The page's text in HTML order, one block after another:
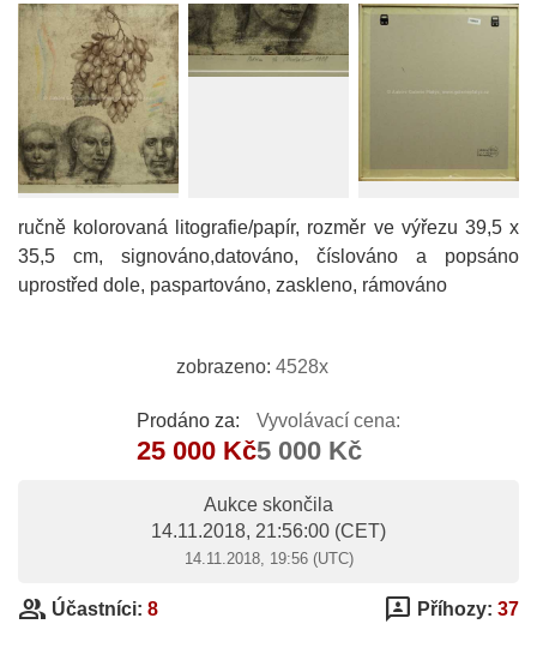
ručně kolorovaná litografie/papír, rozměr ve výřezu 39,5 x
35,5 cm, signováno,datováno, číslováno a popsáno
uprostřed dole, paspartováno, zaskleno, rámováno
zobrazeno: 4528x
Prodáno za:
25 000 Kč
Vyvolávací cena:
5 000 Kč
Aukce skončila
14.11.2018, 21:56:00 (CET)
14.11.2018, 19:56 (UTC)
group Účastníci: 8 3p Příhozy: 37